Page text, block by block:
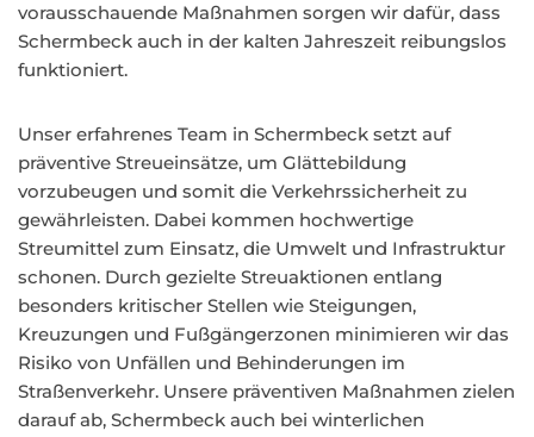
vorausschauende Maßnahmen sorgen wir dafür, dass
Schermbeck auch in der kalten Jahreszeit reibungslos
funktioniert.
Unser erfahrenes Team in Schermbeck setzt auf
präventive Streueinsätze, um Glättebildung
vorzubeugen und somit die Verkehrssicherheit zu
gewährleisten. Dabei kommen hochwertige
Streumittel zum Einsatz, die Umwelt und Infrastruktur
schonen. Durch gezielte Streuaktionen entlang
besonders kritischer Stellen wie Steigungen,
Kreuzungen und Fußgängerzonen minimieren wir das
Risiko von Unfällen und Behinderungen im
Straßenverkehr. Unsere präventiven Maßnahmen zielen
darauf ab, Schermbeck auch bei winterlichen